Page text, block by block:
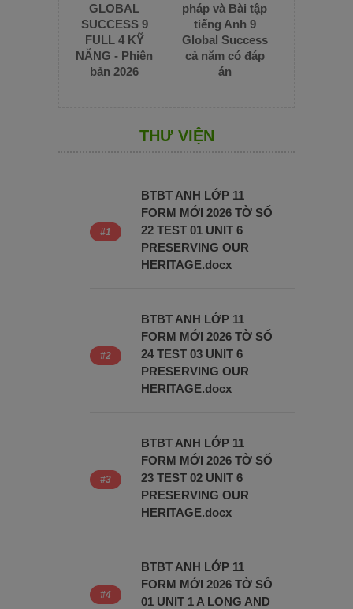
GLOBAL
SUCCESS 9
FULL 4 KỸ
NĂNG - Phiên
bản 2026
pháp và Bài tập
tiếng Anh 9
Global Success
cả năm có đáp
án
THƯ VIỆN
BTBT ANH LỚP 11
FORM MỚI 2026 TỜ SỐ
22 TEST 01 UNIT 6
PRESERVING OUR
HERITAGE.docx
BTBT ANH LỚP 11
FORM MỚI 2026 TỜ SỐ
24 TEST 03 UNIT 6
PRESERVING OUR
HERITAGE.docx
BTBT ANH LỚP 11
FORM MỚI 2026 TỜ SỐ
23 TEST 02 UNIT 6
PRESERVING OUR
HERITAGE.docx
BTBT ANH LỚP 11
FORM MỚI 2026 TỜ SỐ
01 UNIT 1 A LONG AND